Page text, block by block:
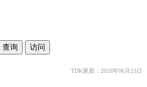
TDK更新：2026年06月23日